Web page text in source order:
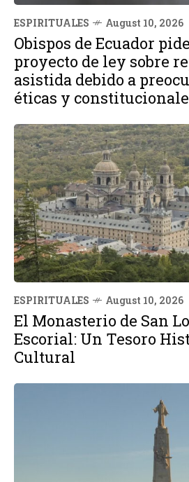
ESPIRITUALES August 10, 2026
Obispos de Ecuador
proyecto de ley sobre
asistida debido a
éticas y
ESPIRITUALES August 10, 2026
El Monasterio de San
Escorial: Un Tesoro
Cultural